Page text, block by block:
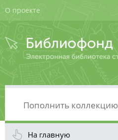
О проекте
Пополнить коллекцию
На главную